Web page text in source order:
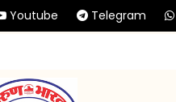
Youtube Telegram